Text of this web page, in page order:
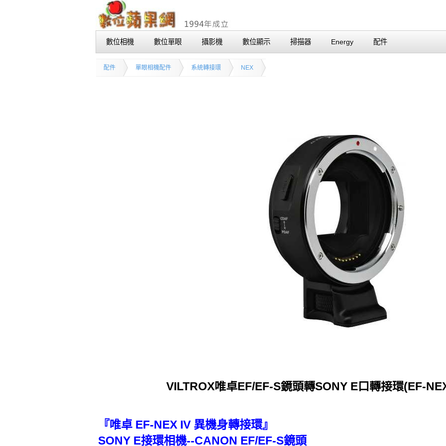
數位相機 數位單眼 攝影機 數位顯示 掃描器 Energy 配件
配件 單眼相機配件 系統轉接環 NEX
VILTROX唯卓EF/EF-S鏡頭轉SONY E口轉接環(EF-
『唯卓 EF-NEX IV 異機身轉接環』
SONY E接環相機--CANON EF/EF-S鏡頭